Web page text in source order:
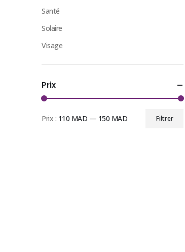
Santé
Solaire
Visage
Prix
Filtrer
Prix : 110 MAD — 150 MAD